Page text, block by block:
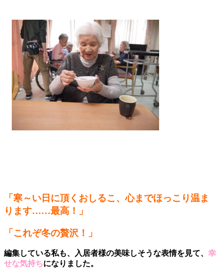
「寒～い日に頂くおしるこ、心までほっこり温ま
ります……最高！」
「これぞ冬の贅沢！」
編集している私も、入居者様の美味しそうな表情を見て、 幸
せな気持ちになりました。